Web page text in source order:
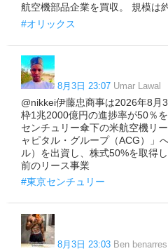
航空機部品企業を買収。 規模は
#オリックス
8月3日 23:07 Umar Lawal
@nikkei伊藤忠商事は2026年8月
枠1兆2000億円の進捗率が50％
センチュリー傘下の米航空機リ
ャピタル・グループ（ACG）」
ル）を出資し、株式50%を取得
前のリース事業
#東京センチュリー
8月3日 23:03 Ben benarres